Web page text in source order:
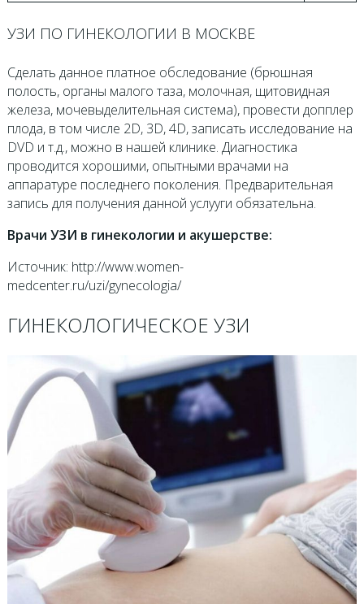
УЗИ ПО ГИНЕКОЛОГИИ В МОСКВЕ
Сделать данное платное обследование (брюшная
полость, органы малого таза, молочная, щитовидная
железа, мочевыделительная система), провести допплер
плода, в том числе 2D, 3D, 4D, записать исследование на
DVD и т.д., можно в нашей клинике. Диагностика
проводится хорошими, опытными врачами на
аппаратуре последнего поколения. Предварительная
запись для получения данной услууги обязательна.
Врачи УЗИ в гинекологии и акушерстве:
Источник: http://www.women-
medcenter.ru/uzi/gynecologia/
ГИНЕКОЛОГИЧЕСКОЕ УЗИ